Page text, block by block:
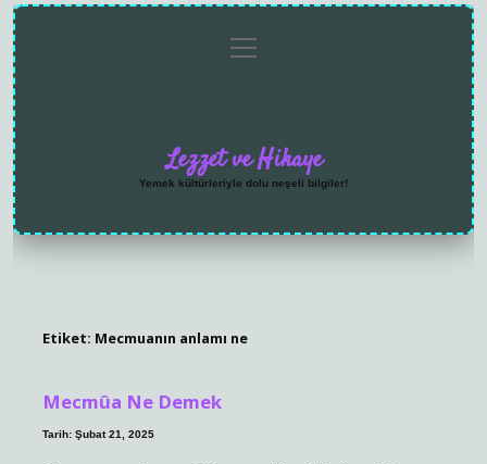
menüyü
aç
Lezzet ve Hikaye
Yemek kültürleriyle dolu neşeli bilgiler!
Etiket: Mecmuanın anlamı ne
Mecmûa Ne Demek
Tarih: Şubat 21, 2025